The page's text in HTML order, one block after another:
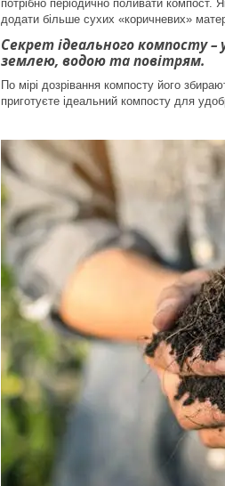
потрібно періодично поливати компост.
додати більше сухих «коричневих»
Секрет ідеального компосту –
землею, водою та повітрям.
По мірі дозрівання компосту його
приготуєте ідеальний компосту для